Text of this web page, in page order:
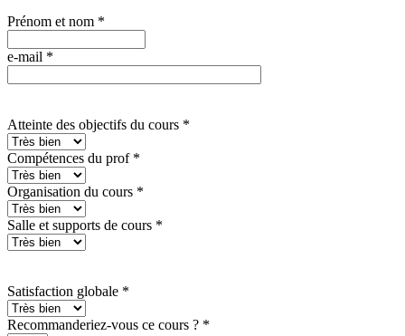
Prénom et nom *
e-mail *
Atteinte des objectifs du cours *
Compétences du prof *
Organisation du cours *
Salle et supports de cours *
Satisfaction globale *
Recommanderiez-vous ce cours ? *